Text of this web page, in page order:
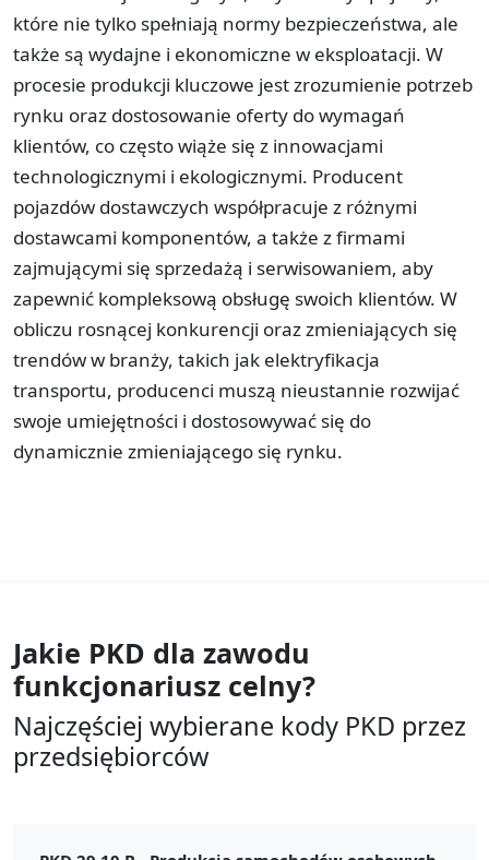
które nie tylko spełniają normy bezpieczeństwa, ale
także są wydajne i ekonomiczne w eksploatacji. W
procesie produkcji kluczowe jest zrozumienie potrzeb
rynku oraz dostosowanie oferty do wymagań
klientów, co często wiąże się z innowacjami
technologicznymi i ekologicznymi. Producent
pojazdów dostawczych współpracuje z różnymi
dostawcami komponentów, a także z firmami
zajmującymi się sprzedażą i serwisowaniem, aby
zapewnić kompleksową obsługę swoich klientów. W
obliczu rosnącej konkurencji oraz zmieniających się
trendów w branży, takich jak elektryfikacja
transportu, producenci muszą nieustannie rozwijać
swoje umiejętności i dostosowywać się do
dynamicznie zmieniającego się rynku.
Jakie PKD dla zawodu
funkcjonariusz celny?
Najczęściej wybierane kody PKD przez
przedsiębiorców